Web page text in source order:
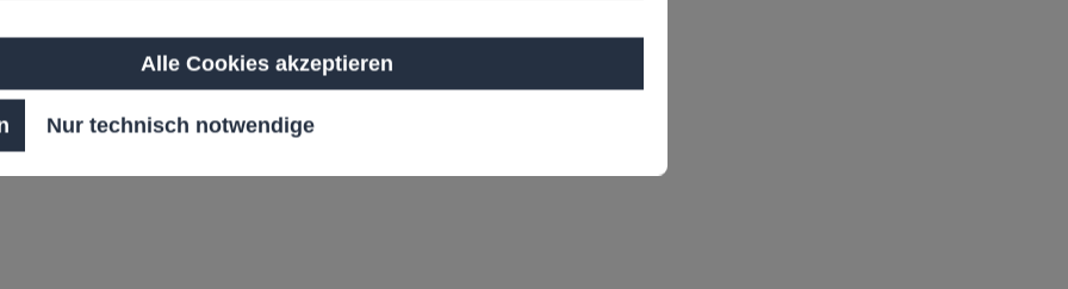
Ölen oder StreusalzAlle Cookies akzeptieren
Nur technisch notwendige